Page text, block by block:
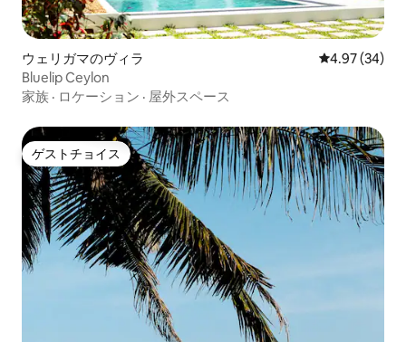
ウェリガマのヴィラ レビュー34
4.97 (34)
Bluelip Ceylon
家族 · ロケーション · 屋外スペース
ゲストチョイス
ゲストチョイス